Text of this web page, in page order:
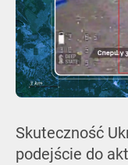
Skuteczność
podejście do